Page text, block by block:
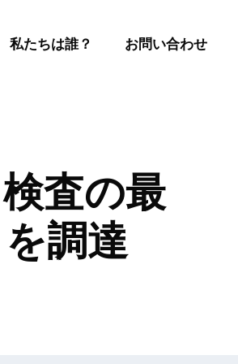
私たちは誰？ お問い合わせ
査の最
調達